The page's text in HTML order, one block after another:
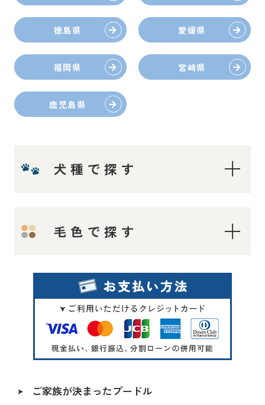
徳島県 愛媛県
福岡県 宮崎県
鹿児島県
犬種で探す
ティーカッププードル
ロイヤルティーカッププードル
マイクロティーカッププードル
トイプードル
毛色で探す
レッド・フォーン
シルバー
オレンジフォーン（アプリコット）
アプリコット
シャンパン
ご家族が決まったプードル